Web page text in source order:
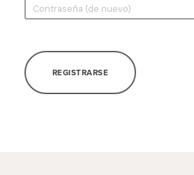
REGISTRARSE